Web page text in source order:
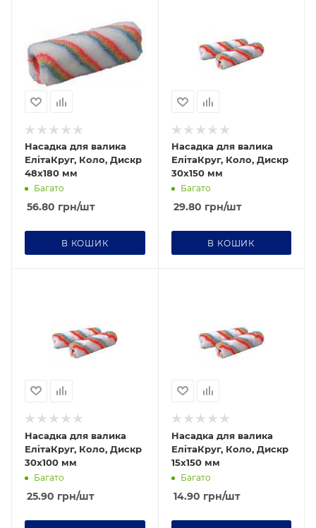
Насадка для валика
ЕлітаКруг, Коло, Дискр
48х180 мм
Багато
56.80 грн/шт
В КОШИК
Насадка для валика
ЕлітаКруг, Коло, Дискр
30х150 мм
Багато
29.80 грн/шт
В КОШИК
Насадка для валика
ЕлітаКруг, Коло, Дискр
30х100 мм
Багато
25.90 грн/шт
Насадка для валика
ЕлітаКруг, Коло, Дискр
15х150 мм
Багато
14.90 грн/шт